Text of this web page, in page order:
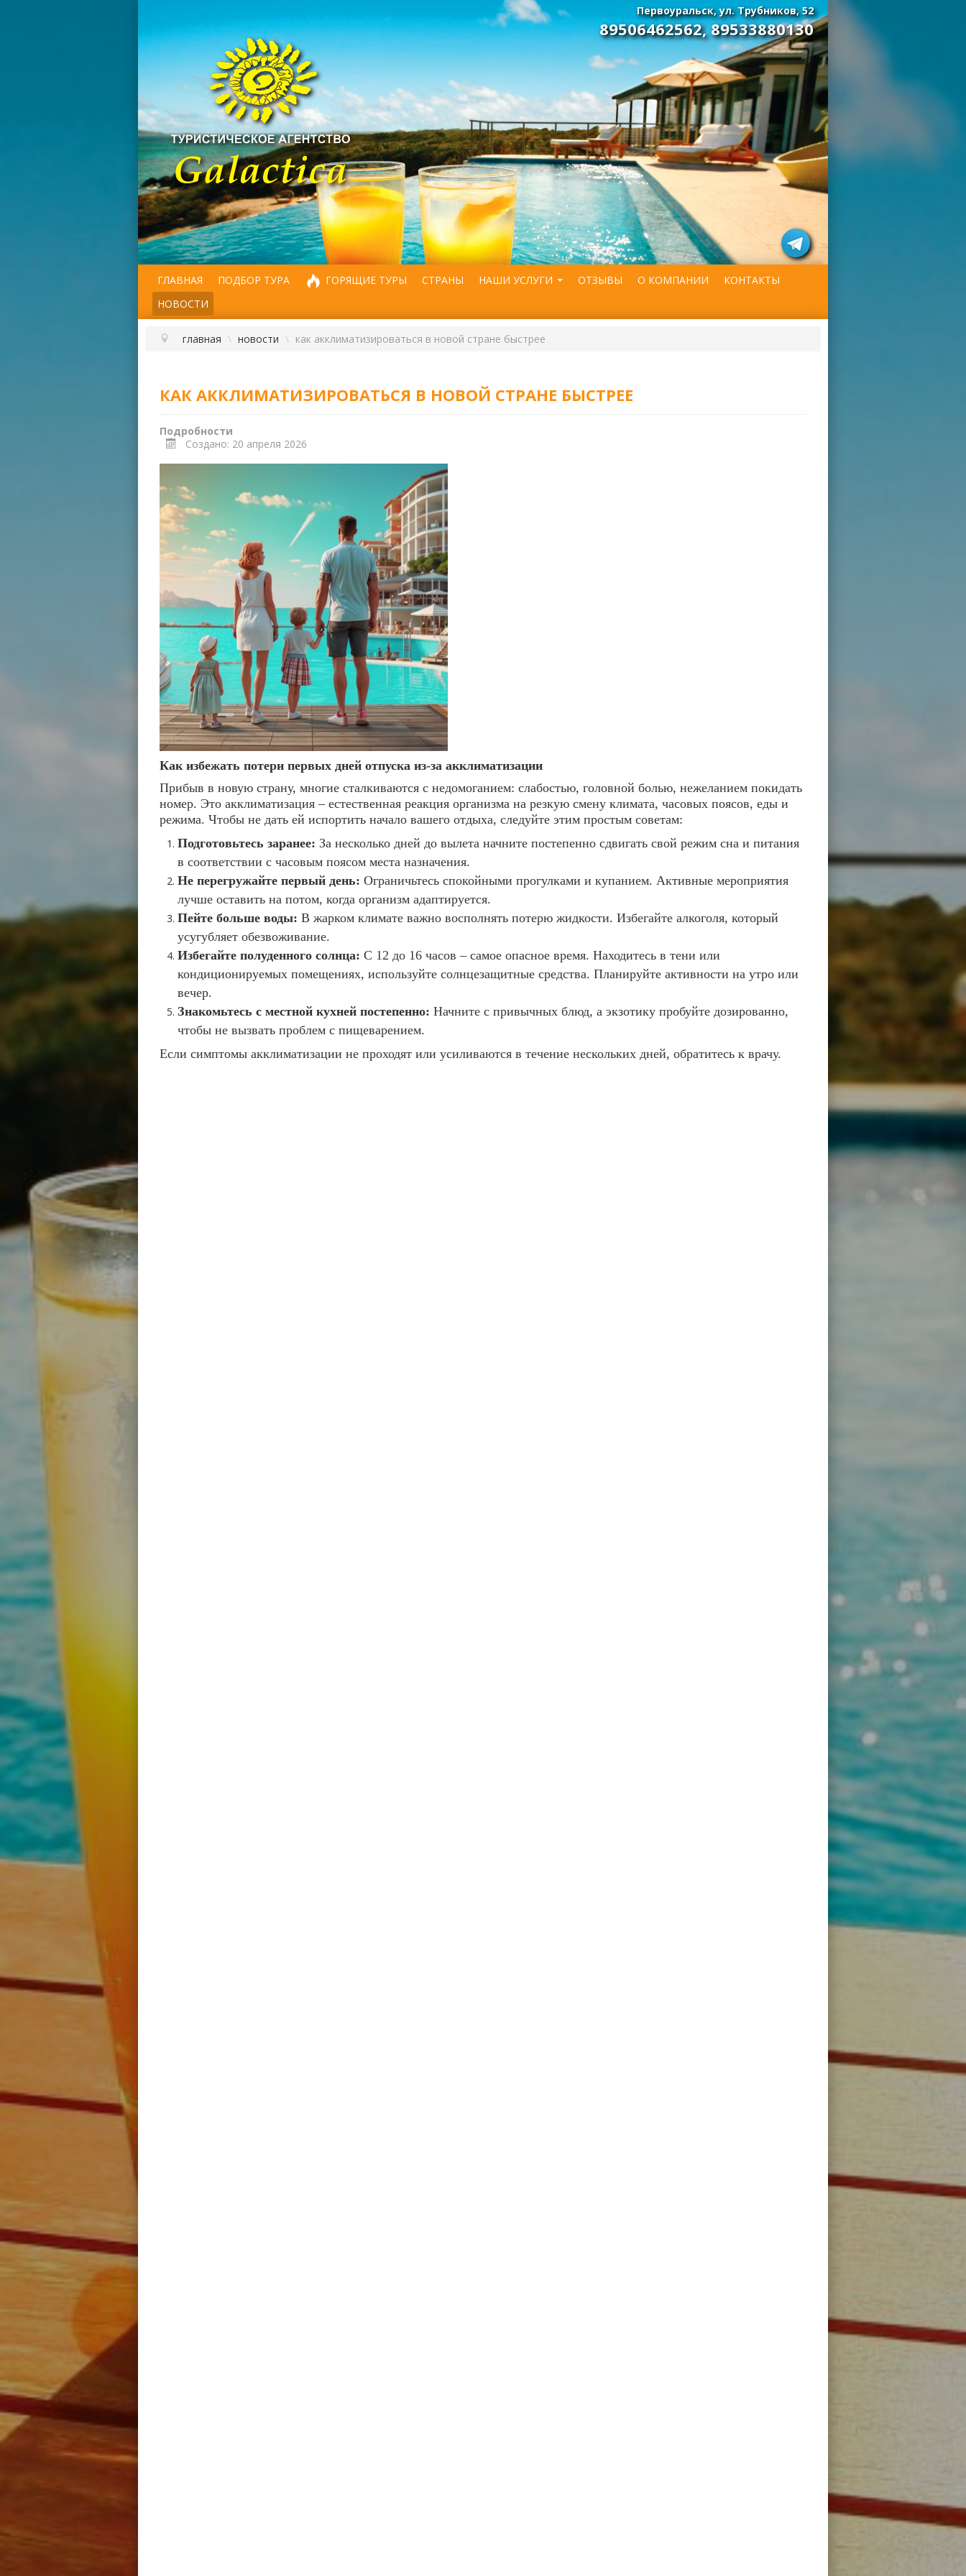
Первоуральск, ул. Трубников, 52
89506462562,89533880130
ГЛАВНАЯ ПОДБОР ТУРА ГОРЯЩИЕ ТУРЫ СТРАНЫ НАШИ УСЛУГИ ОТЗЫВЫ О КОМПАНИИ
КОНТАКТЫ
НОВОСТИ
главная \ новости \ как акклиматизироваться в новой стране быстрее
КАК АККЛИМАТИЗИРОВАТЬСЯ В НОВОЙ СТРАНЕ БЫСТРЕЕ
Подробности
Создано: 20 апреля 2026
Как избежать потери первых дней отпуска из-за акклиматизации
Прибыв в новую страну, многие сталкиваются с недомоганием: слабостью, головной болью, нежеланием покидать
номер. Это акклиматизация – естественная реакция организма на резкую смену климата, часовых поясов, еды и
режима. Чтобы не дать ей испортить начало вашего отдыха, следуйте этим простым советам:
Подготовьтесь заранее: За несколько дней до вылета начните постепенно сдвигать свой режим сна и питания
в соответствии с часовым поясом места назначения.
Не перегружайте первый день: Ограничьтесь спокойными прогулками и купанием. Активные мероприятия
лучше оставить на потом, когда организм адаптируется.
Пейте больше воды: В жарком климате важно восполнять потерю жидкости. Избегайте алкоголя, который
усугубляет обезвоживание.
Избегайте полуденного солнца: С 12 до 16 часов – самое опасное время. Находитесь в тени или
кондиционируемых помещениях, используйте солнцезащитные средства. Планируйте активности на утро или
вечер.
Знакомьтесь с местной кухней постепенно: Начните с привычных блюд, а экзотику пробуйте дозированно,
чтобы не вызвать проблем с пищеварением.
Если симптомы акклиматизации не проходят или усиливаются в течение нескольких дней, обратитесь к врачу.